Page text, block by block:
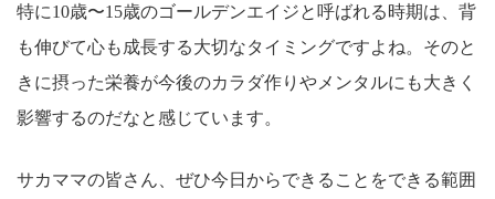
特に10歳〜15歳のゴールデンエイジと呼ばれる時期は、背
も伸びて心も成長する大切なタイミングですよね。そのと
きに摂った栄養が今後のカラダ作りやメンタルにも大きく
影響するのだなと感じています。
サカママの皆さん、ぜひ今日からできることをできる範囲